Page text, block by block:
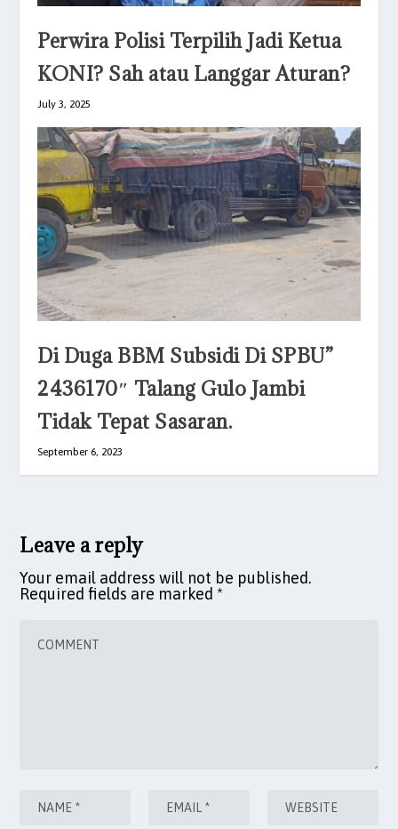
Perwira Polisi Terpilih Jadi Ketua
KONI? Sah atau Langgar Aturan?
July 3, 2025
Di Duga BBM Subsidi Di SPBU”
2436170″ Talang Gulo Jambi
Tidak Tepat Sasaran.
September 6, 2023
Leave a reply
Your email address will not be published.
Required fields are marked *